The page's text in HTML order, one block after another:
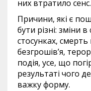
них втратило сенс.
Причини, які є
бути різні: зміни
стосунках, смерть
безгрошів’я,
подія, усе, що
результаті чого
важку форму.